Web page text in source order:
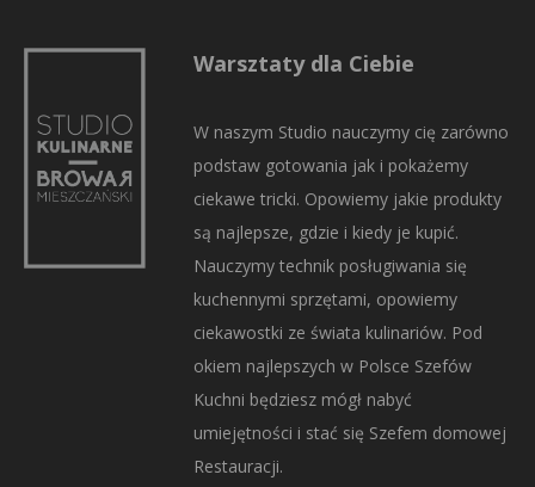
Warsztaty dla Ciebie
W naszym Studio nauczymy cię zarówno
podstaw gotowania jak i pokażemy
ciekawe tricki. Opowiemy jakie produkty
są najlepsze, gdzie i kiedy je kupić.
Nauczymy technik posługiwania się
kuchennymi sprzętami, opowiemy
ciekawostki ze świata kulinariów. Pod
okiem najlepszych w Polsce Szefów
Kuchni będziesz mógł nabyć
umiejętności i stać się Szefem domowej
Restauracji.